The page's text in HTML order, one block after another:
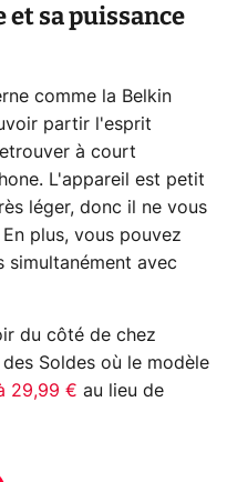
et sa puissance
comme la Belkin
partir l'esprit
à court
L'appareil est petit
léger, donc il ne vous
plus, vous pouvez
simultanément avec
du côté de chez
Soldes où le modèle
29,99 € au lieu de